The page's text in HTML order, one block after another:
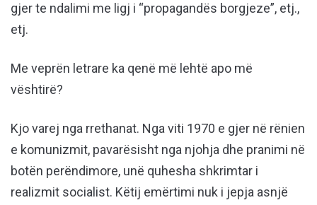
gjer te ndalimi me ligj i “propagandës borgjeze”, etj.,
etj.
Me veprën letrare ka qenë më lehtë apo më
vështirë?
Kjo varej nga rrethanat. Nga viti 1970 e gjer në rënien
e komunizmit, pavarësisht nga njohja dhe pranimi në
botën perëndimore, unë quhesha shkrimtar i
realizmit socialist. Këtij emërtimi nuk i jepja asnjë